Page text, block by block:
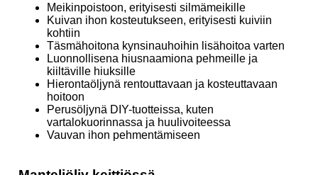
Meikinpoistoon, erityisesti silmämeikille
Kuivan ihon kosteutukseen, erityisesti kuiviin
kohtiin
Täsmähoitona kynsinauhoihin lisähoitoa varten
Luonnollisena hiusnaamiona pehmeille ja
kiiltäville hiuksille
Hierontaöljynä rentouttavaan ja kosteuttavaan
hoitoon
Perusöljynä DIY-tuotteissa, kuten
vartalokuorinnassa ja huulivoiteessa
Vauvan ihon pehmentämiseen